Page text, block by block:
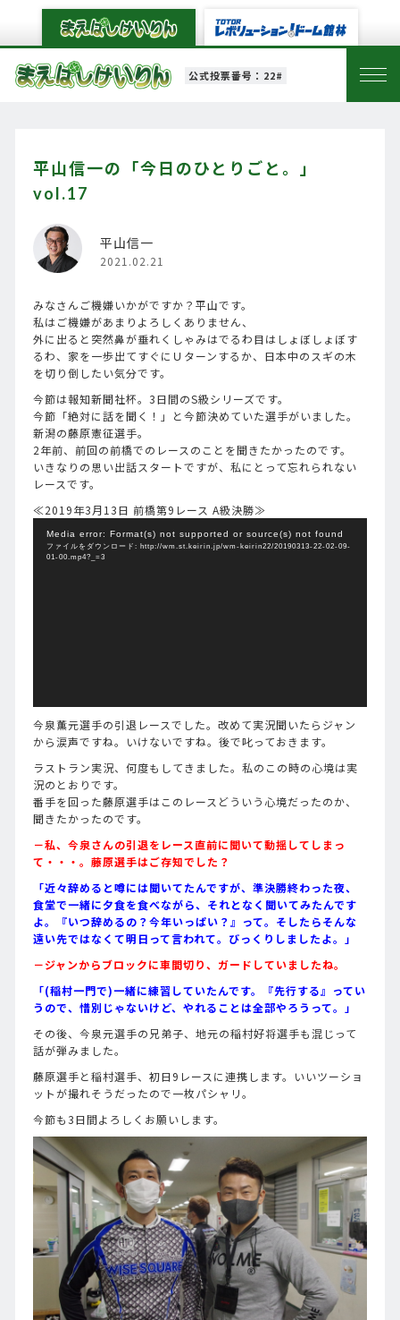
公式投票番号：22#
平山信一の「今日のひとりごと。」
vol.17
平山信一
2021.02.21
みなさんご機嫌いかがですか？平山です。
私はご機嫌があまりよろしくありません、
外に出ると突然鼻が垂れくしゃみはでるわ目はしょぼしょぼす
るわ、家を一歩出てすぐにＵターンするか、日本中のスギの木
を切り倒したい気分です。
今節は報知新聞社杯。3日間のS級シリーズです。
今節「絶対に話を聞く！」と今節決めていた選手がいました。
新潟の藤原憲征選手。
2年前、前回の前橋でのレースのことを聞きたかったのです。
いきなりの思い出話スタートですが、私にとって忘れられない
レースです。
≪2019年3月13日 前橋第9レース A級決勝≫
Media error: Format(s) not supported or source(s) not found
ファイルをダウンロード: http://wm.st.keirin.jp/wm-keirin22/20190313-22-02-09-
01-00.mp4?_=3
今泉薫元選手の引退レースでした。改めて実況聞いたらジャン
から涙声ですね。いけないですね。後で叱っておきます。
ラストラン実況、何度もしてきました。私のこの時の心境は実
況のとおりです。
番手を回った藤原選手はこのレースどういう心境だったのか、
聞きたかったのです。
－私、今泉さんの引退をレース直前に聞いて動揺してしまっ
て・・・。藤原選手はご存知でした？
「近々辞めると噂には聞いてたんですが、準決勝終わった夜、
食堂で一緒に夕食を食べながら、それとなく聞いてみたんです
よ。『いつ辞めるの？今年いっぱい？』って。そしたらそんな
遠い先ではなくて明日って言われて。びっくりしましたよ。」
－ジャンからブロックに車間切り、ガードしていましたね。
「(稲村一門で)一緒に練習していたんです。『先行する』ってい
うので、惜別じゃないけど、やれることは全部やろうって。」
その後、今泉元選手の兄弟子、地元の稲村好将選手も混じって
話が弾みました。
藤原選手と稲村選手、初日9レースに連携します。いいツーショ
ットが撮れそうだったので一枚パシャリ。
今節も3日間よろしくお願いします。